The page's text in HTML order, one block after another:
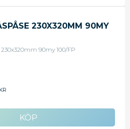
230X320MM 90MY
90my 100/FP
KR